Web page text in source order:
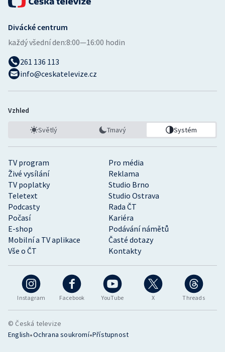
Instagram Facebook YouTube X Threads
TV program
Pro média
Živé vysílání
Reklama
TV poplatky
Studio Brno
Teletext
Studio Ostrava
Podcasty
Rada ČT
Počasí
Kariéra
E-shop
Podávání námětů
Mobilní a TV aplikace
Časté dotazy
Vše o ČT
Kontakty
Divácké centrum
každý všední den:8:00—16:00 hodin
261 136 113
info@ceskatelevize.cz
Vzhled
Světlý Tmavý Systém
© Česká televize
English•Ochrana soukromí•Přístupnost